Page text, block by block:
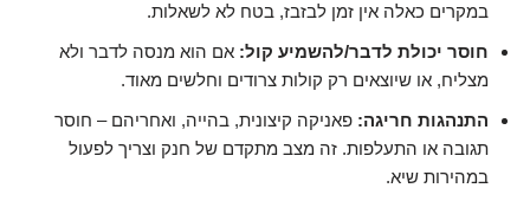
במקרים כאלה אין זמן לבזבז, בטח לא לשאלות.
חוסר יכולת לדבר/להשמיע קול: אם הוא מנסה לדבר ולא
מצליח, או שיוצאים רק קולות צרודים וחלשים מאוד.
התנהגות חריגה: פאניקה קיצונית, בהייה, ואחריהם – חוסר
תגובה או התעלפות. זה מצב מתקדם של חנק וצריך לפעול
במהירות שיא.